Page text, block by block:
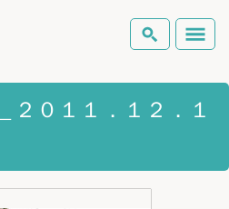
検索
２０１１．１２．１